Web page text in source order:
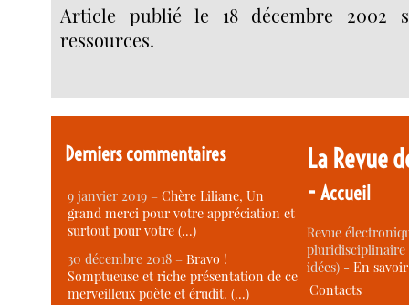
Article publié le 18 décembre 2002
ressources.
Derniers commentaires
9 janvier 2019 –Chère Liliane, Un
grand merci pour votre appréciation et
surtout pour votre (…)
30 décembre 2018 –Bravo !
Somptueuse et riche présentation de ce
merveilleux poète et érudit. (…)
La Revue
-Accueil
Revue
idées) -En
Contacts